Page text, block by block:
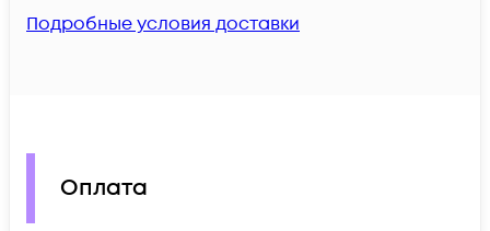
Подробные условия доставки
Оплата